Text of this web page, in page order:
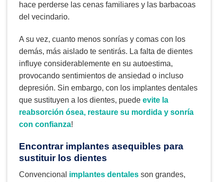
hace perderse las cenas familiares y las barbacoas
del vecindario.
A su vez, cuanto menos sonrías y comas con los
demás, más aislado te sentirás. La falta de dientes
influye considerablemente en su autoestima,
provocando sentimientos de ansiedad o incluso
depresión. Sin embargo, con los implantes dentales
que sustituyen a los dientes, puede evite la
reabsorción ósea, restaure su mordida y sonría
con confianza!
Encontrar implantes asequibles para
sustituir los dientes
Convencional implantes dentales son grandes,